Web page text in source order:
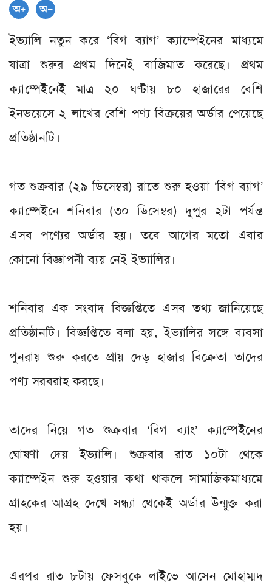
ইভ্যালি নতুন করে ‘বিগ ব্যাগ’ ক্যাম্পেইনের মাধ্যমে
যাত্রা শুরুর প্রথম দিনেই বাজিমাত করেছে। প্রথম
ক্যাম্পেইনেই মাত্র ২০ ঘণ্টায় ৮০ হাজারের বেশি
ইনভয়েসে ২ লাখের বেশি পণ্য বিক্রয়ের অর্ডার পেয়েছে
প্রতিষ্ঠানটি।
গতশুক্রবার (২৯ ডিসেম্বর) রাতে শুরু হওয়া ‘বিগ ব্যাগ’
ক্যাম্পেইনে শনিবার (৩০ ডিসেম্বর) দুপুর ২টা পর্যন্ত
এসব পণ্যের অর্ডার হয়। তবে আগের মতো এবার
কোনো বিজ্ঞাপনী ব্যয় নেই ইভ্যালির।
শনিবার এক সংবাদ বিজ্ঞপ্তিতে এসব তথ্য জানিয়েছে
প্রতিষ্ঠানটি। বিজ্ঞপ্তিতে বলা হয়, ইভ্যালির সঙ্গে ব্যবসা
পুনরায় শুরু করতে প্রায় দেড় হাজার বিক্রেতা তাদের
পণ্য সরবরাহ করছে।
তাদের নিয়েগত শুক্রবার ‘বিগ ব্যাং’ ক্যাম্পেইনের
ঘোষণা দেয় ইভ্যালি। শুক্রবার রাত ১০টা থেকে
ক্যাম্পেইন শুরু হওয়ার কথা থাকলে সামাজিকমাধ্যমে
গ্রাহকের আগ্রহ দেখে সন্ধ্যা থেকেই অর্ডার উন্মুক্ত করা
হয়।
এরপর রাত ৮টায় ফেসবুকে লাইভে আসেন মোহাম্মদ